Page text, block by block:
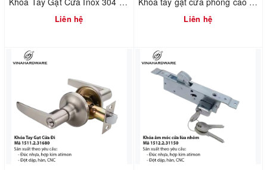
Liên hệ Liên hệ